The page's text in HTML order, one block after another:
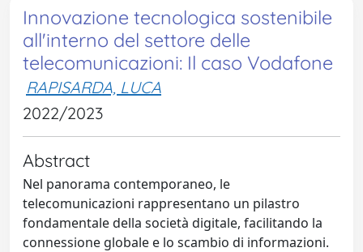
Innovazione tecnologica sostenibile
all'interno del settore delle
telecomunicazioni: Il caso Vodafone
RAPISARDA, LUCA
2022/2023
Abstract
Nel panorama contemporaneo, le
telecomunicazioni rappresentano un pilastro
fondamentale della società digitale, facilitando la
connessione globale e lo scambio di informazioni.